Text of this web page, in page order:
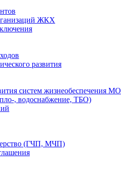
ЖКХ
развития
систем жизнеобеспечения МО
, водоснабжение, ТБО)
(ГЧП, МЧП)